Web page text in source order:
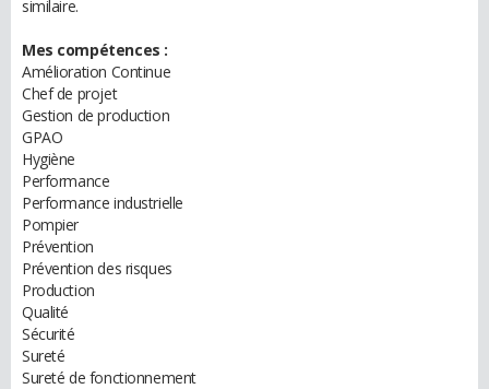
similaire.
Mes compétences :
Amélioration Continue
Chef de projet
Gestion de production
GPAO
Hygiène
Performance
Performance industrielle
Pompier
Prévention
Prévention des risques
Production
Qualité
Sécurité
Sureté
Sureté de fonctionnement